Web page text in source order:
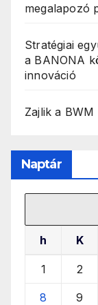
megalapozó
Stratégiai
a BANONA
innováció
Zajlik a BWM
Naptár
h K
1 2
8 9